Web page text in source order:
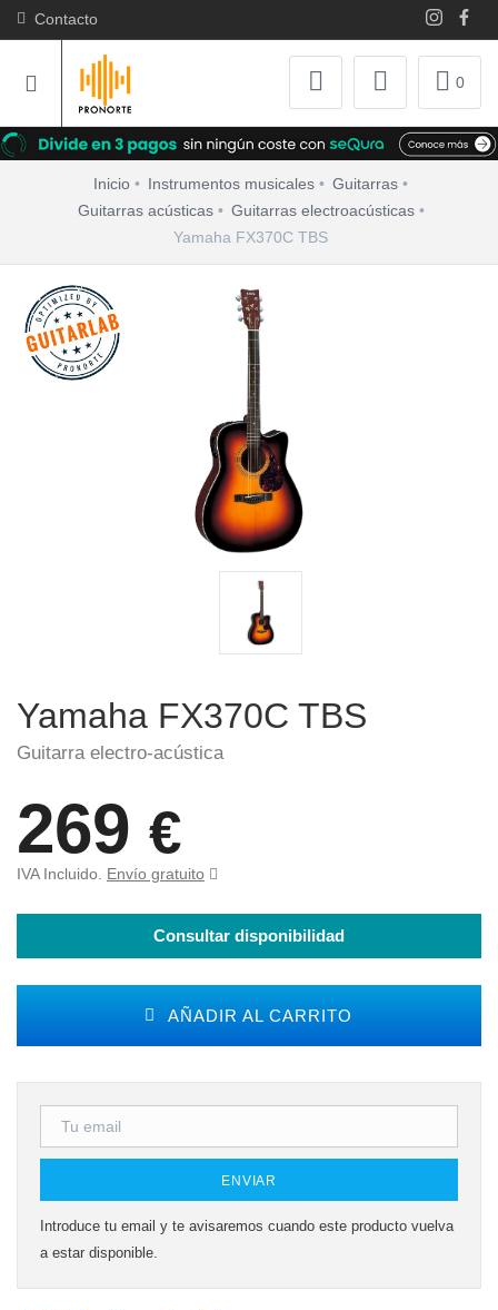
Contacto
0
Inicio Instrumentos musicales
Guitarras
Guitarras acústicas
Guitarras electroacústicas
Yamaha FX370C TBS
Yamaha FX370C TBS
Guitarra electro-acústica
269 €
IVA Incluido. Envío gratuito
Consultar disponibilidad
AÑADIR AL CARRITO
ENVIAR
Introduce tu email y te avisaremos cuando este producto vuelva
a estar disponible.